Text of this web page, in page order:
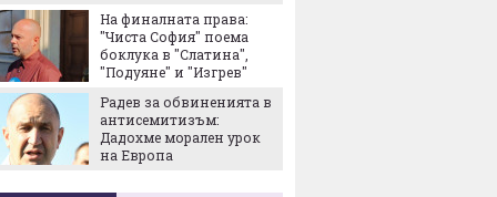
На финалната права:
"Чиста София" поема
боклука в "Слатина",
"Подуяне" и "Изгрев"
Радев за обвиненията в
антисемитизъм:
Дадохме морален урок
на Европа